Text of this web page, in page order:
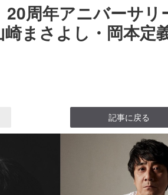
20周年アニバーサ
まさよし・岡本定
記事に戻る